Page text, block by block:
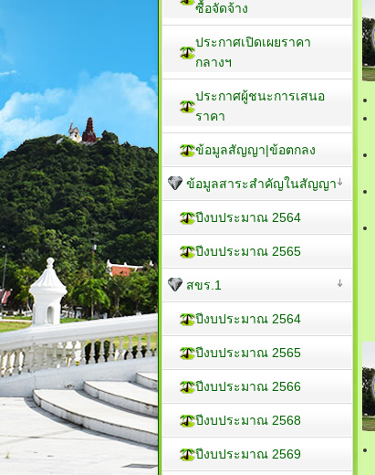
ซื้อจัดจ้าง
ประกาศเปิดเผยราคา
กลางฯ
ประกาศผู้ชนะการเสนอ
ราคา
ข้อมูลสัญญา|ข้อตกลง
ข้อมูลสาระสำคัญในสัญญา
ปีงบประมาณ 2564
ปีงบประมาณ 2565
สขร.1
ปีงบประมาณ 2564
ปีงบประมาณ 2565
ปีงบประมาณ 2566
ปีงบประมาณ 2568
ปีงบประมาณ 2569